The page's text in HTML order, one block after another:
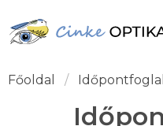
Főoldal